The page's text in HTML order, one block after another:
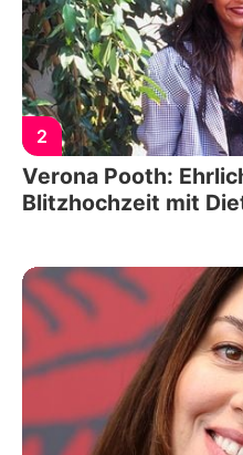
2
Verona Pooth:
Blitzhochzeit mit